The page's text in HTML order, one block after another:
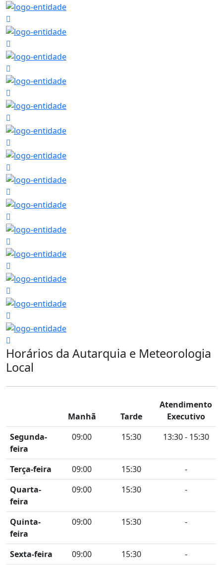
Horários da Autarquia e Meteorologia
Local
Manhã Tarde
Atendimento
Executivo
Segunda-
feira
09:00 15:30 13:30 - 15:30
Terça-feira 09:00 15:30
-
Quarta-
feira
09:00 15:30 -
Quinta-
feira
09:00 15:30 -
Sexta-feira 09:00 15:30
-